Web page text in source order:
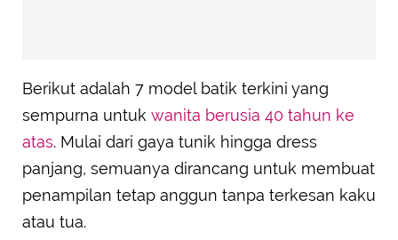
Berikut adalah 7 model batik terkini yang
sempurna untuk wanita berusia 40 tahun ke
atas. Mulai dari gaya tunik hingga dress
panjang, semuanya dirancang untuk membuat
penampilan tetap anggun tanpa terkesan kaku
atau tua.